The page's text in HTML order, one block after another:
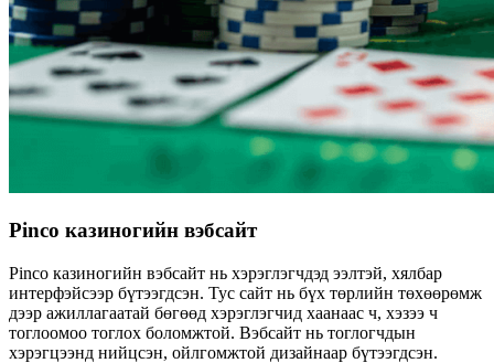
Pinco казиногийн вэбсайт
Pinco казиногийн вэбсайт нь хэрэглэгчдэд ээлтэй, хялбар
интерфэйсээр бүтээгдсэн. Тус сайт нь бүх төрлийн төхөөрөмж
дээр ажиллагаатай бөгөөд хэрэглэгчид хаанаас ч, хэзээ ч
тоглоомоо тоглох боломжтой. Вэбсайт нь тоглогчдын
хэрэгцээнд нийцсэн, ойлгомжтой дизайнаар бүтээгдсэн.